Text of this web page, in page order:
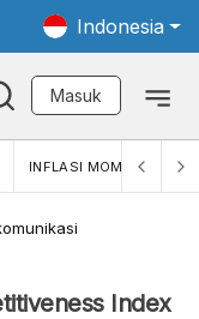
Indonesia
Masuk
INFLASI MOM (APR)
Index